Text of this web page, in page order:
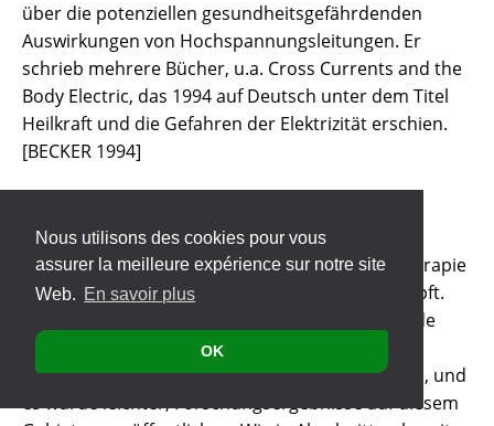
Nous utilisons des cookies pour vous
assurer la meilleure expérience sur notre site
Web. En savoir plus
OK
über die potenziellen gesundheitsgefährdenden
Auswirkungen von Hochspannungsleitungen. Er
schrieb mehrere Bücher, u.a. Cross Currents and the
Body Electric, das 1994 auf Deutsch unter dem Titel
Heilkraft und die Gefahren der Elektrizität erschien.
[BECKER 1994]
Wie erwähnt, wurde die elektromagnetische Therapie
ab etwa 1910 von offizieller Seite schwer bekämpft.
Interessierten Forschern und Therapeuten wurde
diese Art von Anwendung praktisch unmöglich
gemacht. Ab etwa 1970 entspannte sich die Lage, und
es wurde leichter, Forschungsergebnisse auf diesem